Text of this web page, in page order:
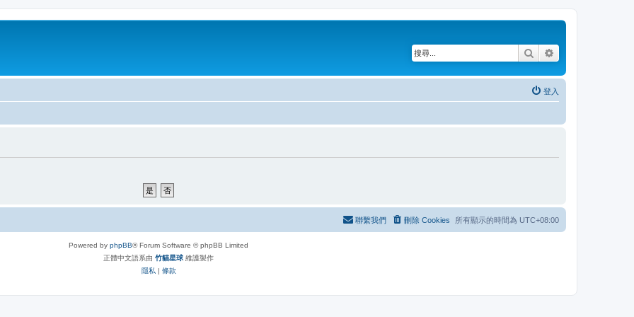
搜尋
登入
所有顯示的時間為 UTC+08:00
刪除 Cookies
聯繫我們
Powered by phpBB® Forum Software © phpBB Limited
正體中文語系由 竹貓星球 維護製作
隱私 | 條款